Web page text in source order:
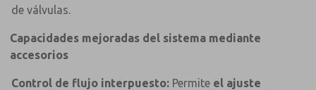
de válvulas.
Capacidades mejoradas del sistema mediante
accesorios
Control de flujo interpuesto: Permite el ajuste